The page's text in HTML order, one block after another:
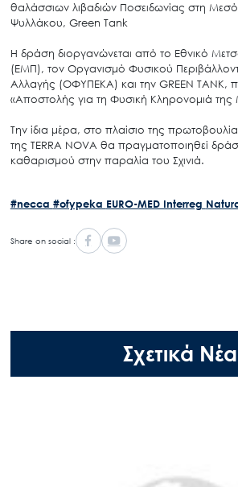
θαλάσσιων λιβαδιών Ποσειδωνίας στη
Ψυλλάκου, Green Tank
Η δράση διοργανώνεται από το Εθνικό
(ΕΜΠ), τον Οργανισμό Φυσικού
Αλλαγής (ΟΦΥΠΕΚΑ) και την GREEN TANK,
«Αποστολής για τη Φυσική Κληρονομιά της
Την ίδια μέρα, στο πλαίσιο της
της TERRA NOVA θα πραγματοποιηθεί
καθαρισμού στην παραλία του Σχινιά.
#necca #ofypeka EURO-MED Interreg
Share on social :
Σχετικά Νέα